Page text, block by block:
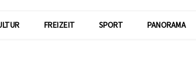
FREIZEIT SPORT PANORAMA